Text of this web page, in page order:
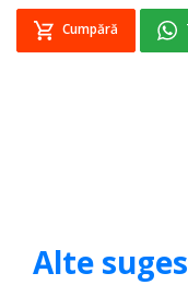
Cumpără
Alte